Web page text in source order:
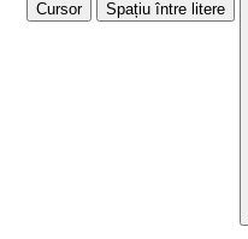
Cursor Spațiu între litere